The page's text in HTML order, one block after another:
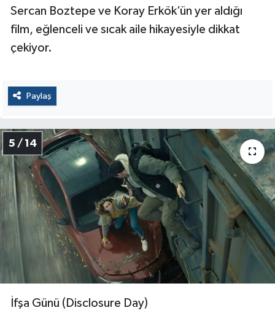
Sercan Boztepe ve Koray Erkök’ün yer aldığı
film, eğlenceli ve sıcak aile hikayesiyle dikkat
çekiyor.
Paylaş
5 / 14
İfşa Günü (Disclosure Day)